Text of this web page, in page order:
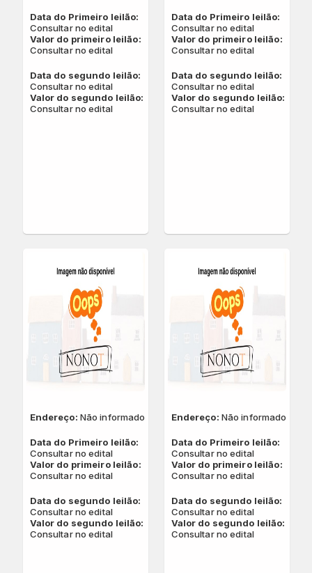
Data do Primeiro leilão:
Consultar no edital
Valor do primeiro leilão:
Consultar no edital
Data do segundo leilão:
Consultar no edital
Valor do segundo leilão:
Consultar no edital
Data do Primeiro leilão:
Consultar no edital
Valor do primeiro leilão:
Consultar no edital
Data do segundo leilão:
Consultar no edital
Valor do segundo leilão:
Consultar no edital
Endereço: Não informado
Data do Primeiro leilão:
Consultar no edital
Valor do primeiro leilão:
Consultar no edital
Data do segundo leilão:
Consultar no edital
Valor do segundo leilão:
Consultar no edital
Endereço: Não informado
Data do Primeiro leilão:
Consultar no edital
Valor do primeiro leilão:
Consultar no edital
Data do segundo leilão:
Consultar no edital
Valor do segundo leilão:
Consultar no edital